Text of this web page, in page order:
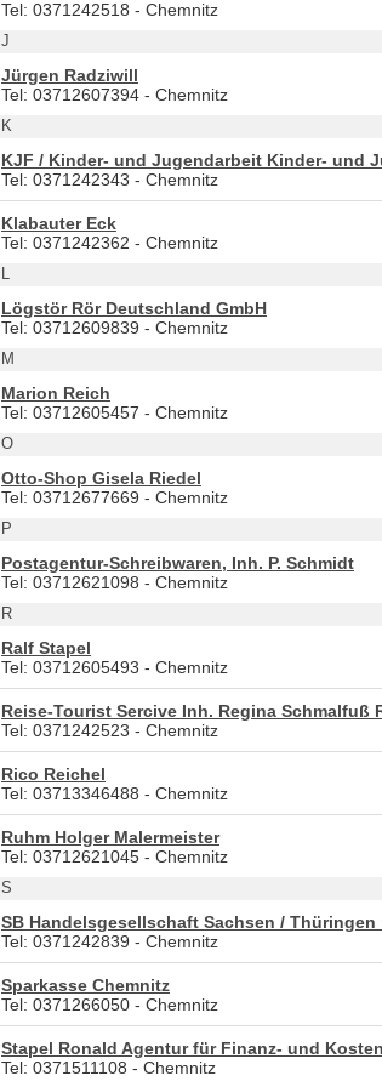
Tel: 0371242518 - Chemnitz
J
Jürgen Radziwill
Tel: 03712607394 - Chemnitz
K
KJF / Kinder- und Jugendarbeit Kinder- und
Tel: 0371242343 - Chemnitz
Klabauter Eck
Tel: 0371242362 - Chemnitz
Lögstör Rör Deutschland GmbH
Tel: 03712609839 - Chemnitz
M
Marion Reich
Tel: 03712605457 - Chemnitz
O
Otto-Shop Gisela Riedel
Tel: 03712677669 - Chemnitz
P
Postagentur-Schreibwaren, Inh. P. Schmidt
Tel: 03712621098 - Chemnitz
R
Ralf Stapel
Tel: 03712605493 - Chemnitz
Reise-Tourist Sercive Inh. Regina Schmalfuß
Tel: 0371242523 - Chemnitz
Rico Reichel
Tel: 03713346488 - Chemnitz
Ruhm Holger Malermeister
Tel: 03712621045 - Chemnitz
S
SB Handelsgesellschaft Sachsen / Thüringen
Tel: 0371242839 - Chemnitz
Sparkasse Chemnitz
Tel: 0371266050 - Chemnitz
Stapel Ronald Agentur für Finanz- und
Tel: 0371511108 - Chemnitz